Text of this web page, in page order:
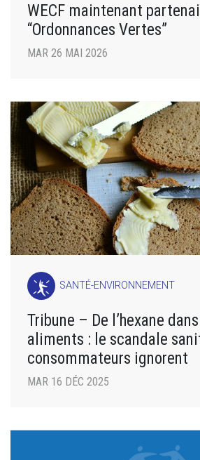
WECF maintenant
“Ordonnances Vertes”
MAR 26 MAI 2026
SANTÉ-ENVIRONNEMENT
Tribune – De l’hexane
aliments : le scandale
consommateurs ignorent
MAR 16 DÉC 2025